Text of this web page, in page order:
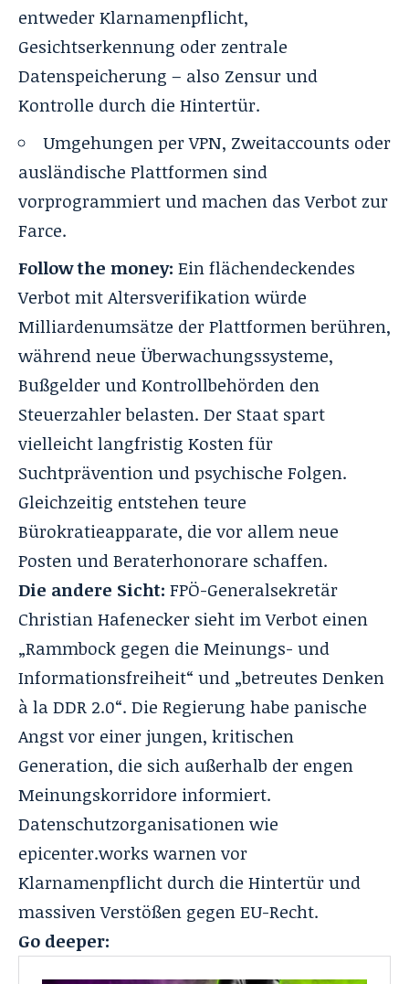
entweder Klarnamenpflicht,
Gesichtserkennung oder zentrale
Datenspeicherung – also Zensur und
Kontrolle durch die Hintertür.
Umgehungen per VPN, Zweitaccounts oder
ausländische Plattformen sind
vorprogrammiert und machen das Verbot zur
Farce.
Follow the money: Ein flächendeckendes
Verbot mit Altersverifikation würde
Milliardenumsätze der Plattformen berühren,
während neue Überwachungssysteme,
Bußgelder und Kontrollbehörden den
Steuerzahler belasten. Der Staat spart
vielleicht langfristig Kosten für
Suchtprävention und psychische Folgen.
Gleichzeitig entstehen teure
Bürokratieapparate, die vor allem neue
Posten und Beraterhonorare schaffen.
Die andere Sicht: FPÖ-Generalsekretär
Christian Hafenecker sieht im Verbot einen
„Rammbock gegen die Meinungs- und
Informationsfreiheit“ und „betreutes Denken
à la DDR 2.0“. Die Regierung habe panische
Angst vor einer jungen, kritischen
Generation, die sich außerhalb der engen
Meinungskorridore informiert.
Datenschutzorganisationen wie
epicenter.works warnen vor
Klarnamenpflicht durch die Hintertür und
massiven Verstößen gegen EU-Recht.
Go deeper: